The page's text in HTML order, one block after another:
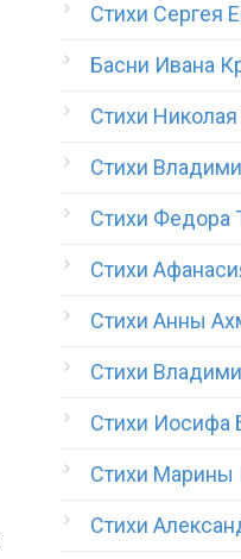
Стихи Сергея
Басни Ивана
Стихи
Стихи
Стихи Федора
Стихи
Стихи Анны
Стихи
Стихи Иосифа
Стихи Марины
Стихи